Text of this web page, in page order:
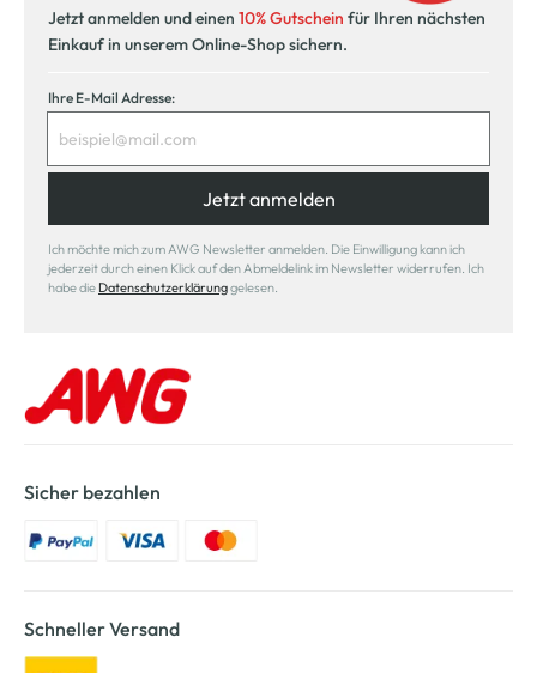
Jetzt anmelden und einen 10% Gutschein für Ihren nächsten
Einkauf in unserem Online-Shop sichern.
Ihre E-Mail Adresse:
Jetzt anmelden
Ich möchte mich zum AWG Newsletter anmelden. Die Einwilligung kann ich
jederzeit durch einen Klick auf den Abmeldelink im Newsletter widerrufen. Ich
habe die Datenschutzerklärunggelesen.
Sicher bezahlen
Schneller Versand